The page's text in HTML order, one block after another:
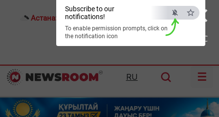
×
ESC
Subscribe to our
notifications!
To enable permission prompts, click on
the notification icon
Астана: 22°C Алматы: Шымкент:32°C
RU ☰